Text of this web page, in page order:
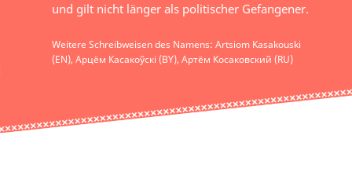
und gilt nicht länger als politischer Gefangener.
Weitere Schreibweisen des Namens: Artsiom Kasakouski
(EN), Арцём Касакоўскі (BY), Артём Косаковский (RU)